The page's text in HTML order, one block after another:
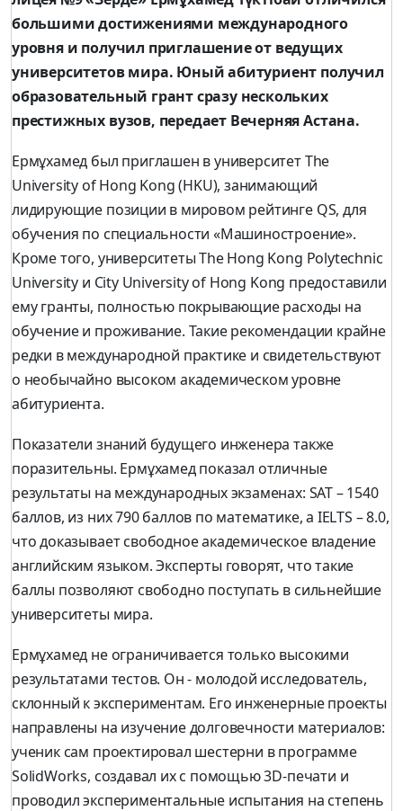
большими достижениями международного
уровня и получил приглашение от ведущих
университетов мира. Юный абитуриент получил
образовательный грант сразу нескольких
престижных вузов, передает Вечерняя Астана.
Ермұхамед был приглашен в университет The
University of Hong Kong (HKU), занимающий
лидирующие позиции в мировом рейтинге QS, для
обучения по специальности «Машиностроение».
Кроме того, университеты The Hong Kong Polytechnic
University и City University of Hong Kong предоставили
ему гранты, полностью покрывающие расходы на
обучение и проживание. Такие рекомендации крайне
редки в международной практике и свидетельствуют
о необычайно высоком академическом уровне
абитуриента.
Показатели знаний будущего инженера также
поразительны. Ермұхамед показал отличные
результаты на международных экзаменах: SAT – 1540
баллов, из них 790 баллов по математике, а IELTS – 8.0,
что доказывает свободное академическое владение
английским языком. Эксперты говорят, что такие
баллы позволяют свободно поступать в сильнейшие
университеты мира.
Ермұхамед не ограничивается только высокими
результатами тестов. Он - молодой исследователь,
склонный к экспериментам. Его инженерные проекты
направлены на изучение долговечности материалов:
ученик сам проектировал шестерни в программе
SolidWorks, создавал их с помощью 3D-печати и
проводил экспериментальные испытания на степень